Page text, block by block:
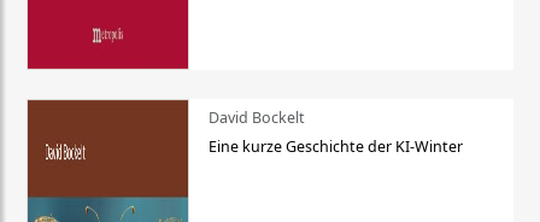
David Bockelt
Eine kurze Geschichte der KI-Winter